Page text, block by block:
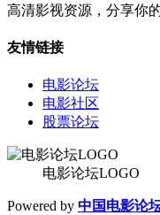
高清影视资源，分享你
友情链接
电影论坛
电影社区
股票论坛
电影论坛LOGO
Powered by 中国电影论